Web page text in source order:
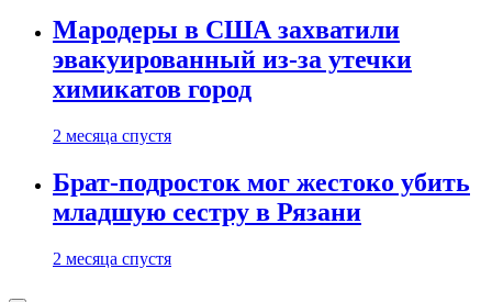
Мародеры в США захватили
эвакуированный из-за утечки
химикатов город
2 месяца спустя
Брат-подросток мог жестоко убить
младшую сестру в Рязани
2 месяца спустя